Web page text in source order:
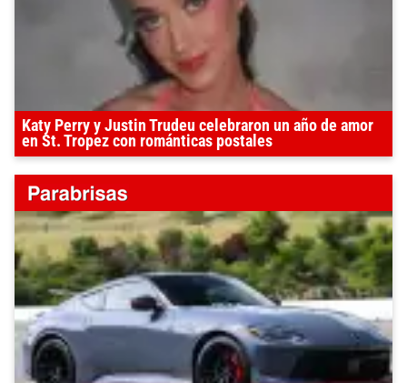
Katy Perry y Justin Trudeu celebraron un año de amor
en St. Tropez con románticas postales